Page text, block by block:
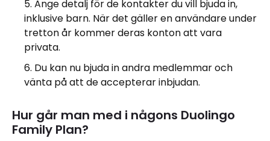
Ange detalj för de kontakter du vill bjuda in,
inklusive barn. När det gäller en användare under
tretton år kommer deras konton att vara
privata.
Du kan nu bjuda in andra medlemmar och
vänta på att de accepterar inbjudan.
Hur går man med i någons Duolingo
Family Plan?